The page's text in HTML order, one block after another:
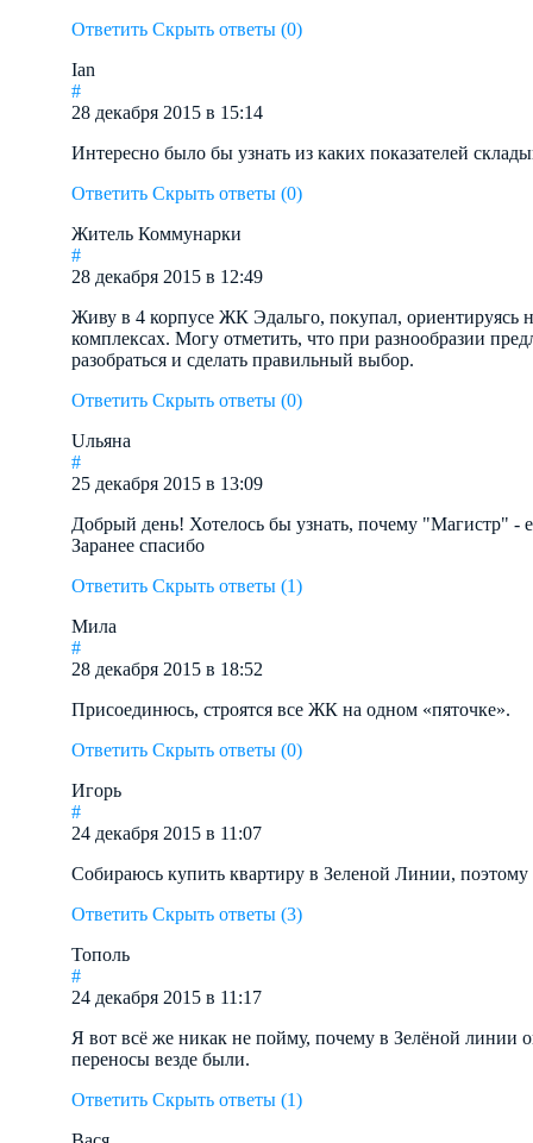
Ответить Скрыть ответы (0)
Ian
#
28 декабря 2015 в 15:14
Интересно было бы узнать из каких показателей
Ответить Скрыть ответы (0)
Житель Коммунарки
#
28 декабря 2015 в 12:49
Живу в 4 корпусе ЖК Эдальго, покупал, ориентируясь
комплексах. Могу отметить, что при разнообразии
разобраться и сделать правильный выбор.
Ответить Скрыть ответы (0)
Uльяна
#
25 декабря 2015 в 13:09
Добрый день! Хотелось бы узнать, почему "Магистр" -
Заранее спасибо
Ответить Скрыть ответы (1)
Мила
#
28 декабря 2015 в 18:52
Присоединюсь, строятся все ЖК на одном «пяточке».
Ответить Скрыть ответы (0)
Игорь
#
24 декабря 2015 в 11:07
Собираюсь купить квартиру в Зеленой Линии,
Ответить Скрыть ответы (3)
Тополь
#
24 декабря 2015 в 11:17
Я вот всё же никак не пойму, почему в Зелёной
переносы везде были.
Ответить Скрыть ответы (1)